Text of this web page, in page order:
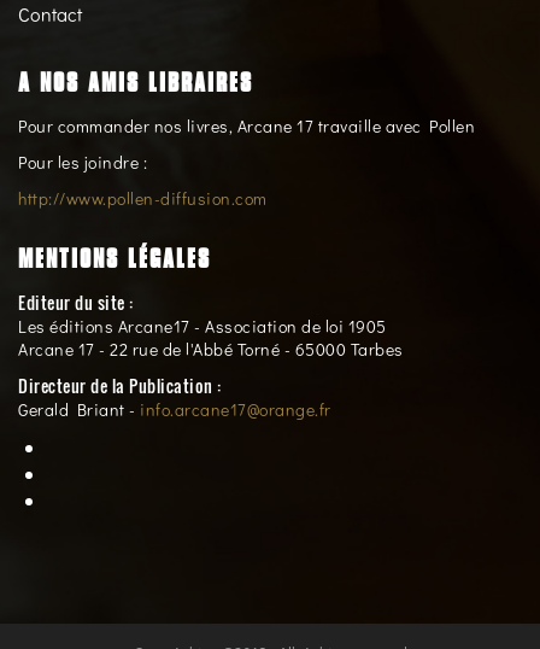
Contact
A NOS AMIS LIBRAIRES
Pour commander nos livres, Arcane 17 travaille avec Pollen
Pour les joindre :
http://www.pollen-diffusion.com
MENTIONS LÉGALES
Editeur du site :
Les éditions Arcane17 - Association de loi 1905
Arcane 17 - 22 rue de l'Abbé Torné - 65000 Tarbes
Directeur de la Publication :
Gerald Briant - info.arcane17@orange.fr